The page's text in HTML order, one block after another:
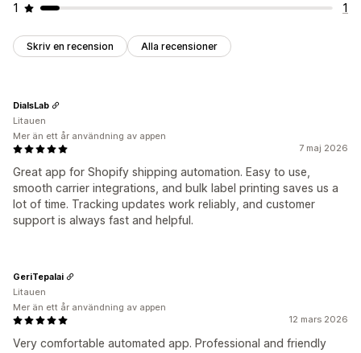
1
1
Skriv en recension Alla recensioner
7 maj 2026
Great app for Shopify shipping automation. Easy to use,
smooth carrier integrations, and bulk label printing saves us a
lot of time. Tracking updates work reliably, and customer
support is always fast and helpful.
DialsLab
Litauen
Mer än ett år användning av appen
12 mars 2026
Very comfortable automated app. Professional and friendly
GeriTepalai
Litauen
Mer än ett år användning av appen